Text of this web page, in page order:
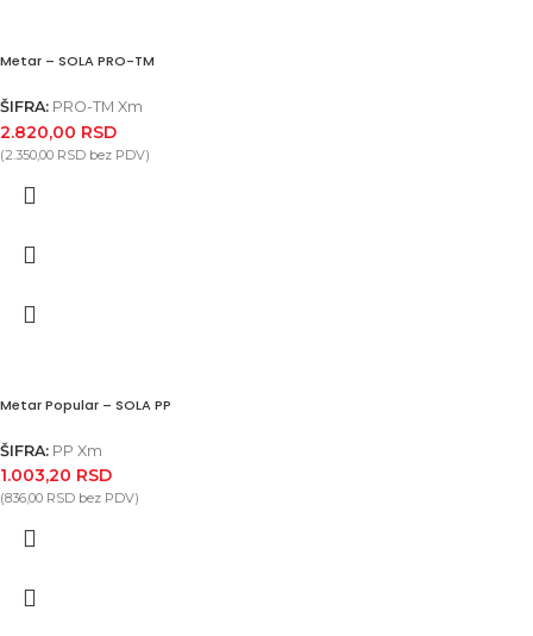
Metar – SOLA PRO-TM
ŠIFRA: PRO-TM Xm
2.820,00 RSD
(2.350,00 RSD bez PDV)
Metar Popular – SOLA PP
ŠIFRA: PP Xm
1.003,20 RSD
(836,00 RSD bez PDV)